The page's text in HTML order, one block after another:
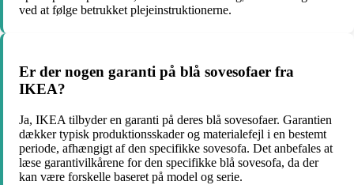
ved at følge betrukket plejeinstruktionerne.
Er der nogen garanti på blå sovesofaer fra
IKEA?
Ja, IKEA tilbyder en garanti på deres blå sovesofaer. Garantien
dækker typisk produktionsskader og materialefejl i en bestemt
periode, afhængigt af den specifikke sovesofa. Det anbefales at
læse garantivilkårene for den specifikke blå sovesofa, da der
kan være forskelle baseret på model og serie.